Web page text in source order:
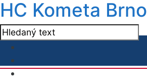
HC Kometa Brno